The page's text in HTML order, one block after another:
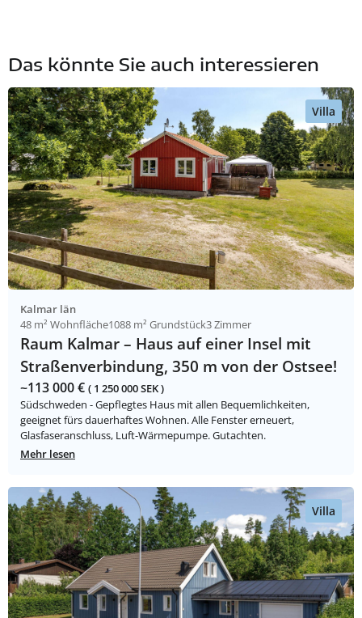
Das könnte Sie auch interessieren
Villa
Kalmar län
48 m² Wohnfläche1088 m² Grundstück3 Zimmer
Raum Kalmar – Haus auf einer Insel mit
Straßenverbindung, 350 m von der Ostsee!
~113 000 € ( 1 250 000 SEK )
Südschweden - Gepflegtes Haus mit allen Bequemlichkeiten,
geeignet fürs dauerhaftes Wohnen. Alle Fenster erneuert,
Glasfaseranschluss, Luft-Wärmepumpe. Gutachten.
Mehr lesen
Villa